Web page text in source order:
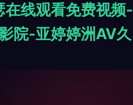
线观看免费视频-
院-亚婷婷洲AV久